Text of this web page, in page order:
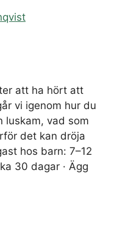
att ha hört att
vi igenom hur du
luskam, vad som
det kan dröja
hos barn: 7–12
30 dagar · Ägg